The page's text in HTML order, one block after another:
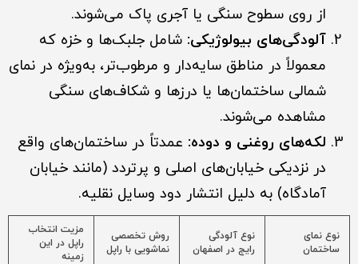
از روی سطوح سنگی یا آجری پاک می‌شوند.
آلودگی‌های بیولوژیکی: شامل جلبک‌ها و خزه که
معمولاً در مناطق سایه‌دار و مرطوب‌تر، به‌ویژه در نمای
شمالی ساختمان‌ها یا درزها و شکاف‌های سنگی
مشاهده می‌شوند.
لکه‌های روغنی و دوده: عمدتاً در ساختمان‌های واقع
در نزدیکی خیابان‌های اصلی و پرتردد (مانند خیابان
آمادگاه) به دلیل انتشار دود وسایل نقلیه.
نوع نمای
ساختمان
نوع آلودگی
رایج در اصفهان
روش تخصصی
نماشویی با راپل
مزیت انتخاب
راپل در این
زمینه